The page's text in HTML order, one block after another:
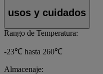
usos y cuidados
Rango de Temperatura:
-23℃ hasta 260℃
Almacenaje: